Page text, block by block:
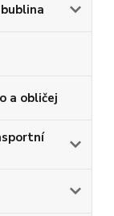
a obličej